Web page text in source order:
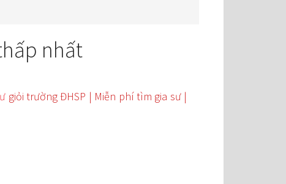
nhất
giỏi trường ĐHSP | Miễn phí tìm gia sư |